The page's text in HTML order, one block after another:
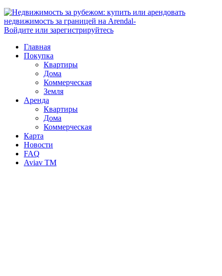
Войдите или зарегистрируйтесь
Главная
Покупка
Квартиры
Дома
Коммерческая
Земля
Аренда
Квартиры
Дома
Коммерческая
Карта
Новости
FAQ
Aviav TM